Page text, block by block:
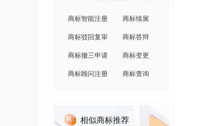
商标智能注册
商标续展
商标驳回复审
商标答辩
商标撤三申请
商标变更
商标顾问注册
商标查询
相似商标推荐